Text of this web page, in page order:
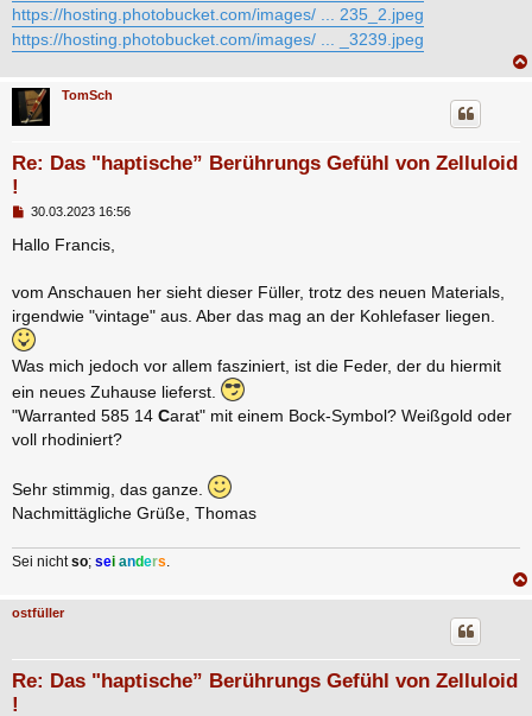
https://hosting.photobucket.com/images/ ... 235_2.jpeg
https://hosting.photobucket.com/images/ ... _3239.jpeg
TomSch
Re: Das "haptische” Berührungs Gefühl von Zelluloid
!
B
i
a
g
30.03.2023 16:56
Hallo Francis,
vom Anschauen her sieht dieser Füller, trotz des neuen Materials,
irgendwie "vintage" aus. Aber das mag an der Kohlefaser liegen.
Was mich jedoch vor allem fasziniert, ist die Feder, der du hiermit
ein neues Zuhause lieferst.
"Warranted 585 14 Carat" mit einem Bock-Symbol? Weißgold oder
voll rhodiniert?
Sehr stimmig, das ganze.
Nachmittägliche Grüße, Thomas
Sei nichtso; sei anders
ostfüller
Re: Das "haptische” Berührungs Gefühl von Zelluloid
!